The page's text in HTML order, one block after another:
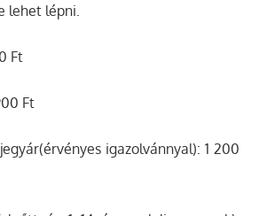
lehet lépni.
Ft
Ft
igazolvánnyal): 1 200